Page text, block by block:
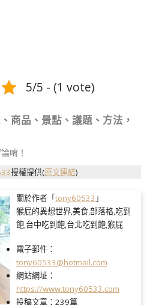
5/5 - (1 vote)
商品、景點、議題、方法，
唷！
授權提供(原文連結)
關於作者「tony60533 」
猴屁的異想世界,美食,部落格,吃到
飽,台中吃到飽,台北吃到飽,猴屁
電子郵件：
tony60533@hotmail.com
網站網址：
https://www.tony60533.com
投稿文章： 239篇